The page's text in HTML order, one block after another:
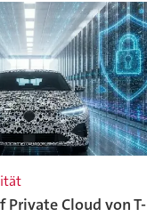
Cloud von T-